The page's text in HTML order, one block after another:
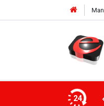
24
dalgıca tutuklama